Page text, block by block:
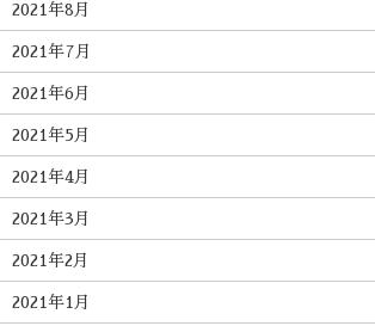
2021年8月
2021年7月
2021年6月
2021年5月
2021年4月
2021年3月
2021年2月
2021年1月